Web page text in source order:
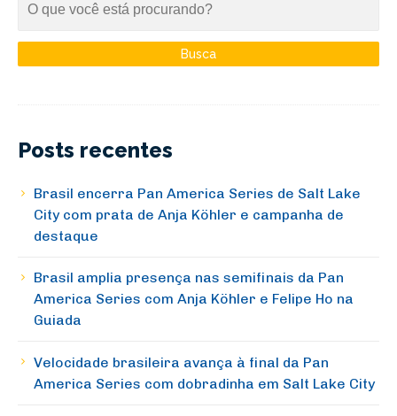
Posts recentes
Brasil encerra Pan America Series de Salt Lake
City com prata de Anja Köhler e campanha de
destaque
Brasil amplia presença nas semifinais da Pan
America Series com Anja Köhler e Felipe Ho na
Guiada
Velocidade brasileira avança à final da Pan
America Series com dobradinha em Salt Lake City